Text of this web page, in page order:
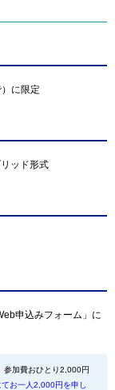
に限定
ッド形式
申込みフォーム」に
参加費おひとり2,000円
お一人2,000円を申し